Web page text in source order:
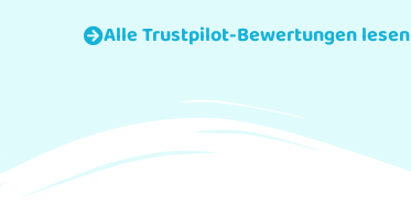
Alle Trustpilot-Bewertungen lesen